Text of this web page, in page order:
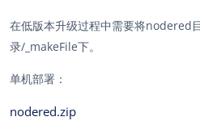
在低版本升级过程中需要将nodered
录/_makeFile下。
单机部署：
nodered.zip